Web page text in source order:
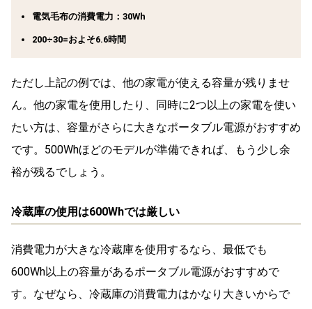
電気毛布の消費電力：30Wh
200÷30=およそ6.6時間
ただし上記の例では、他の家電が使える容量が残りませ
ん。他の家電を使用したり、同時に2つ以上の家電を使い
たい方は、容量がさらに大きなポータブル電源がおすすめ
です。500Whほどのモデルが準備できれば、もう少し余
裕が残るでしょう。
冷蔵庫の使用は600Whでは厳しい
消費電力が大きな冷蔵庫を使用するなら、最低でも
600Wh以上の容量があるポータブル電源がおすすめで
す。なぜなら、冷蔵庫の消費電力はかなり大きいからで